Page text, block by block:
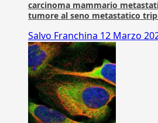
carcinoma mammario
tumore al seno metastatico
Salvo Franchina 12 Marzo